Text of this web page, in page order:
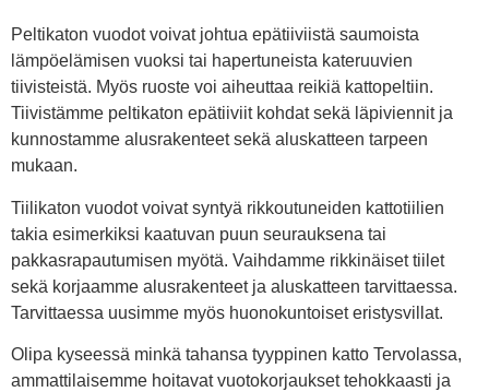
Peltikaton vuodot voivat johtua epätiiviistä saumoista
lämpöelämisen vuoksi tai hapertuneista kateruuvien
tiivisteistä. Myös ruoste voi aiheuttaa reikiä kattopeltiin.
Tiivistämme peltikaton epätiiviit kohdat sekä läpiviennit ja
kunnostamme alusrakenteet sekä aluskatteen tarpeen
mukaan.
Tiilikaton vuodot voivat syntyä rikkoutuneiden kattotiilien
takia esimerkiksi kaatuvan puun seurauksena tai
pakkasrapautumisen myötä. Vaihdamme rikkinäiset tiilet
sekä korjaamme alusrakenteet ja aluskatteen tarvittaessa.
Tarvittaessa uusimme myös huonokuntoiset eristysvillat.
Olipa kyseessä minkä tahansa tyyppinen katto Tervolassa,
ammattilaisemme hoitavat vuotokorjaukset tehokkaasti ja